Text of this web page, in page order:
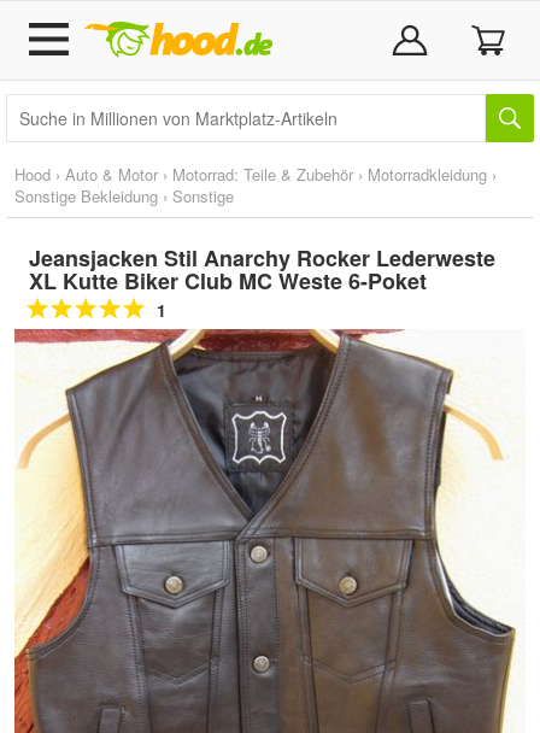
Hood › Auto & Motor › Motorrad: Teile & Zubehör › Motorradkleidung ›
Sonstige Bekleidung › Sonstige
Jeansjacken Stil Anarchy Rocker Lederweste
XL Kutte Biker Club MC Weste 6-Poket
1